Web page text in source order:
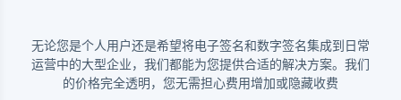
无论您是个人用户还是希望将电子签名和数字签名集成到日常
运营中的大型企业，我们都能为您提供合适的解决方案。我们
的价格完全透明，您无需担心费用增加或隐藏收费